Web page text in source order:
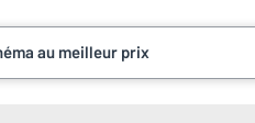
au meilleur prix